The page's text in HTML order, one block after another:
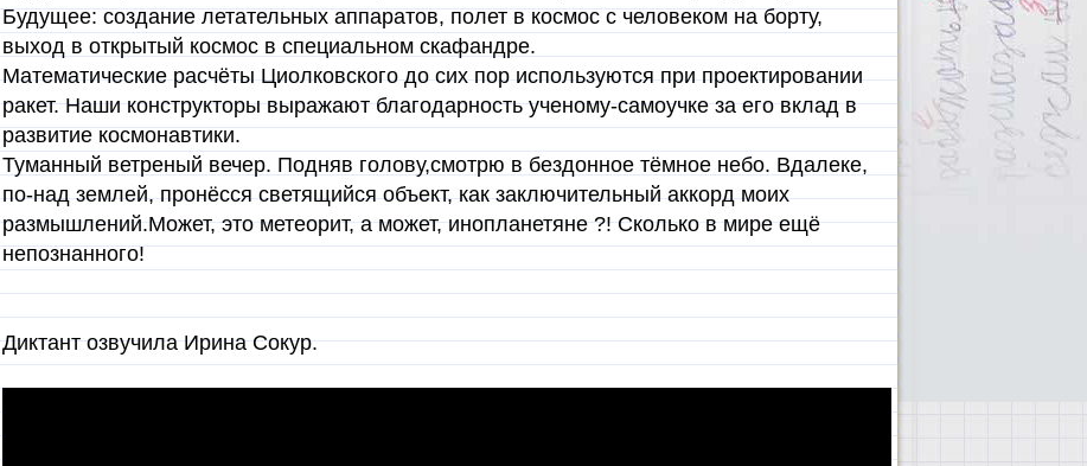
Будущее: создание летательных аппаратов, полет в космос с человеком на борту,
выход в открытый космос в специальном скафандре.
Математические расчёты Циолковского до сих пор используются при проектировании
ракет. Наши конструкторы выражают благодарность ученому-самоучке за его вклад в
развитие космонавтики.
Туманный ветреный вечер. Подняв голову,смотрю в бездонное тёмное небо. Вдалеке,
по-над землей, пронёсся светящийся объект, как заключительный аккорд моих
размышлений.Может, это метеорит, а может, инопланетяне ?! Сколько в мире ещё
непознанного!
Диктант озвучила Ирина Сокур.